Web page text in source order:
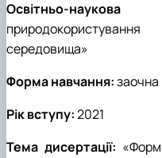
Освітньо-наукова
середовища»
Форма навчання:заочна
Рік вступу:2021
Тема дисертації: